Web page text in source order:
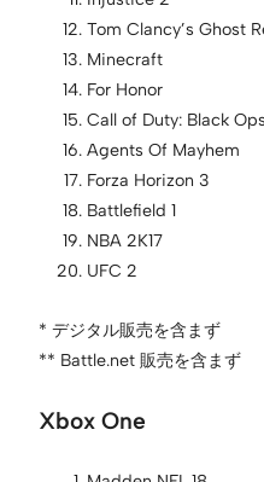
Tom Clancy’s Ghost
Minecraft
For Honor
Call of Duty: Black
Agents Of Mayhem
Forza Horizon 3
Battlefield 1
NBA 2K17
UFC 2
* デジタル販売を含まず
** Battle.net 販売を含まず
Xbox One